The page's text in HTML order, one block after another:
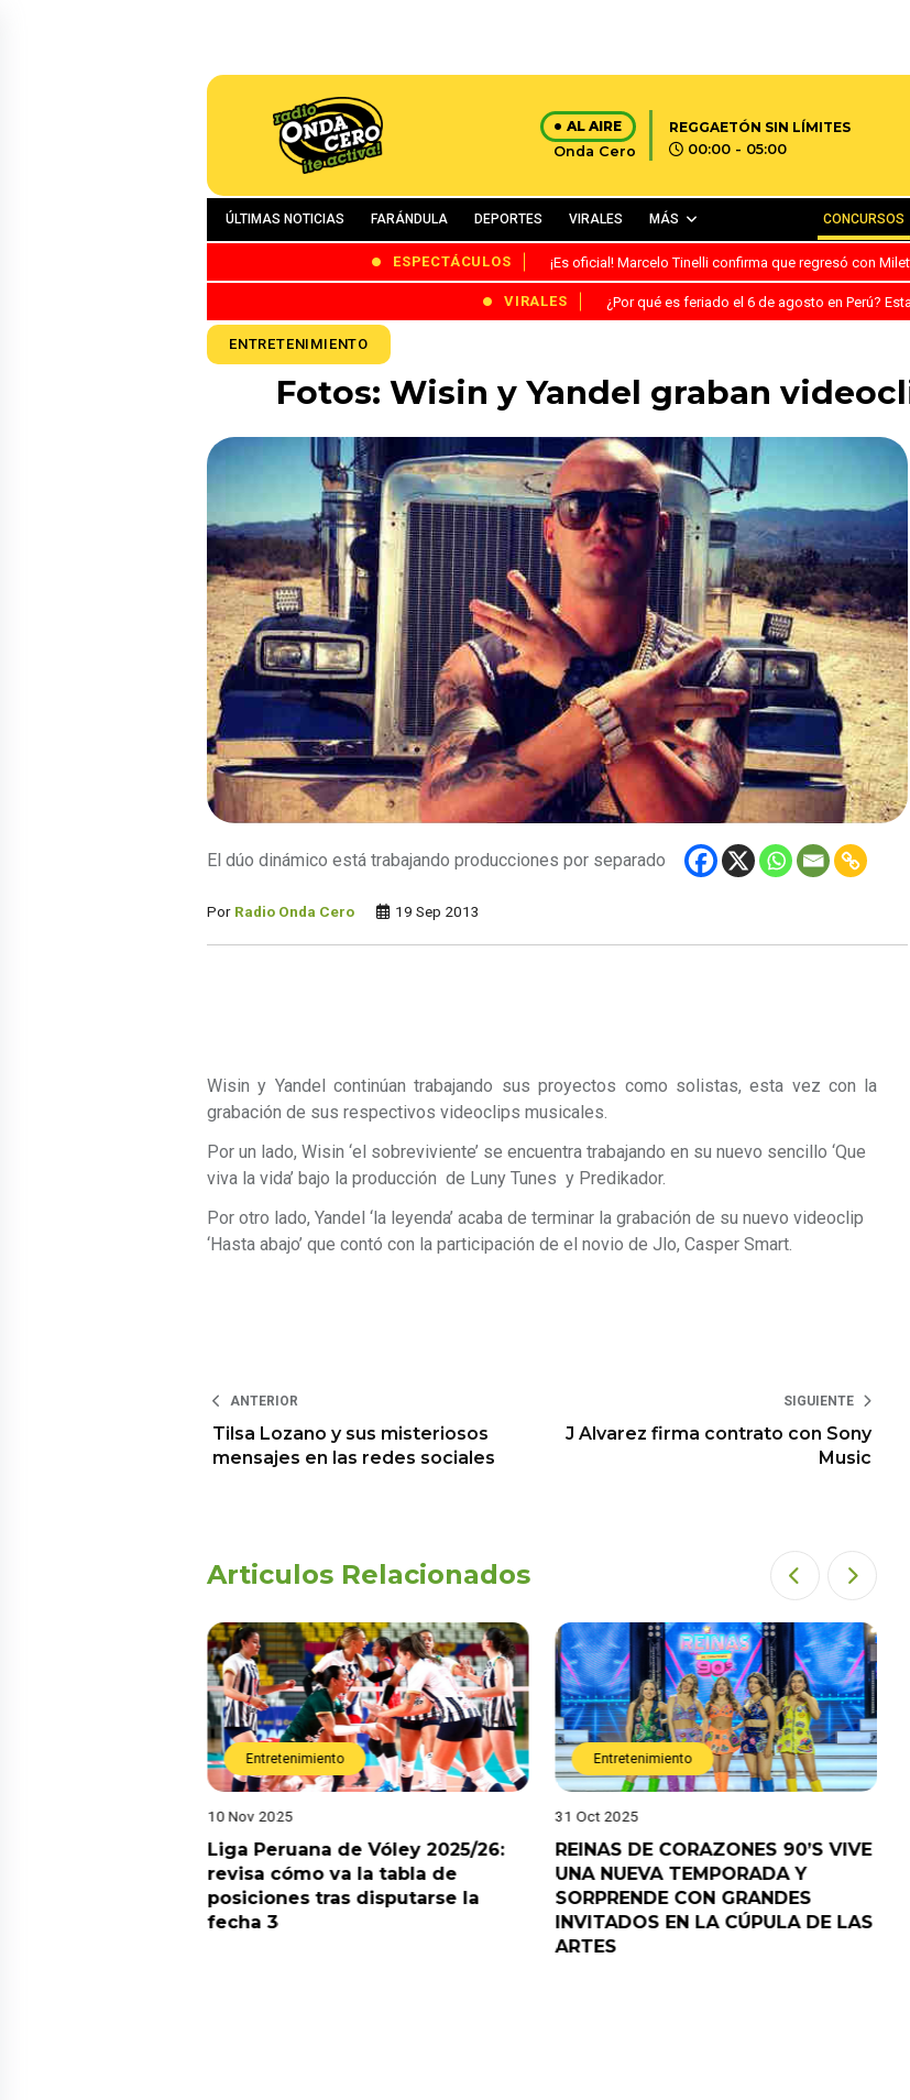
AL AIRE
Onda Cero
REGGAETÓN SIN LÍMITES
00:00 - 05:00
ÚLTIMAS NOTICIAS FARÁNDULA DEPORTES VIRALES MÁS CONCURSOS
ESPECTÁCULOS ¡Es oficial! Marcelo Tinelli confirma que regresó con
VIRALES ¿Por qué es feriado el 6 de agosto en Perú?
ENTRETENIMIENTO
Fotos: Wisin y Yandel graban
El dúo dinámico está trabajando producciones por separado
Por Radio Onda Cero 19 Sep 2013
Wisin y Yandel continúan trabajando sus proyectos como solistas, esta vez con la
grabación de sus respectivos videoclips musicales.
Por un lado, Wisin ‘el sobreviviente’ se encuentra trabajando en su nuevo sencillo ‘Que
viva la vida’ bajo la producción de Luny Tunes y Predikador.
Por otro lado, Yandel ‘la leyenda’ acaba de terminar la grabación de su nuevo videoclip
‘Hasta abajo’ que contó con la participación de el novio de Jlo, Casper Smart.
ANTERIOR
Tilsa Lozano y sus misteriosos
mensajes en las redes sociales
SIGUIENTE
J Alvarez firma contrato con Sony
Music
Articulos Relacionados
Entretenimiento
10 Nov 2025
Liga Peruana de Vóley 2025/26:
revisa cómo va la tabla de
posiciones tras disputarse la
fecha 3
Entretenimiento
31 Oct 2025
REINAS DE CORAZONES 90’S VIVE
UNA NUEVA TEMPORADA Y
SORPRENDE CON GRANDES
INVITADOS EN LA CÚPULA DE LAS
ARTES